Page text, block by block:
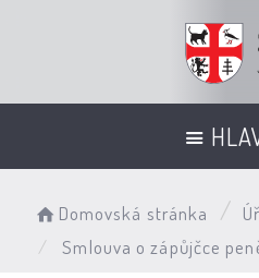
Domovská stránka
Smlouva o zápůjčce